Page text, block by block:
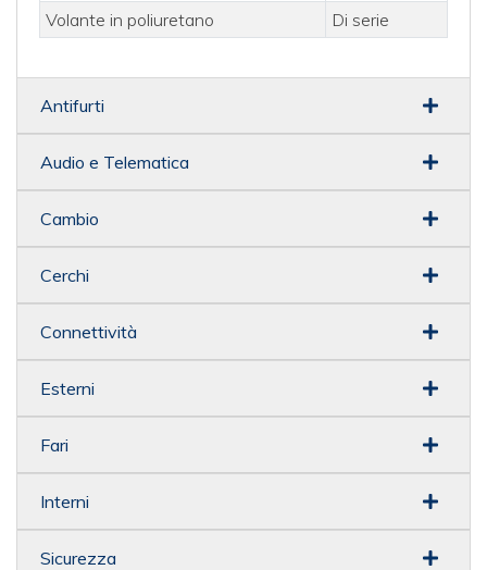
Volante in poliuretano Di serie
Antifurti
Audio e Telematica
Cambio
Cerchi
Connettività
Esterni
Fari
Interni
Sicurezza